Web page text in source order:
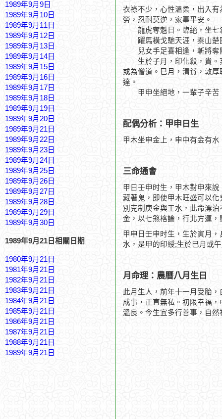
1989年9月9日
1989年9月10日
1989年9月11日
1989年9月12日
1989年9月13日
1989年9月14日
1989年9月15日
1989年9月16日
1989年9月17日
1989年9月18日
1989年9月19日
1989年9月20日
1989年9月21日
1989年9月22日
1989年9月23日
1989年9月24日
1989年9月25日
1989年9月26日
1989年9月27日
1989年9月28日
1989年9月29日
1989年9月30日
1989年9月21日相關日期
1980年9月21日
1981年9月21日
1982年9月21日
1983年9月21日
1984年9月21日
1985年9月21日
1986年9月21日
1987年9月21日
1988年9月21日
1989年9月21日
衣祿不少，心性溫柔，出入
勞，忍耐莫逆，家事平安。
龍虎奪魁日。臨絕，坐七
躍馬橫戈馳天涯，秦山楚
兒女手足喜相逢，斬將奪
生於子月，印化殺，貴。
或為僧道。巳月，清貧，敦
達。
甲申坐絕地，一輩子辛苦
配偶分析：甲申日生
甲木坐申金上，申中有金有
三命通會
甲日壬申时生，甲木對申來
藏著鬼，即使甲木旺盛可以
別克制庚金與壬水，此命漂
金，以七煞格論，行北方運，
甲申日壬申时生，生於寅月
水，是甲的印綬;生於巳月或
月命理：農曆八月生日
此月生人，前年十一月受胎
成事，正直無私。初限幸福
溫良。今生宜多行善事，自然